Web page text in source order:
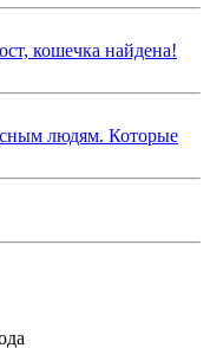
кошечка найдена!
людям. Которые